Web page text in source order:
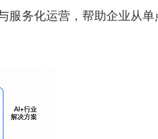
服务化运营，帮助企业从单